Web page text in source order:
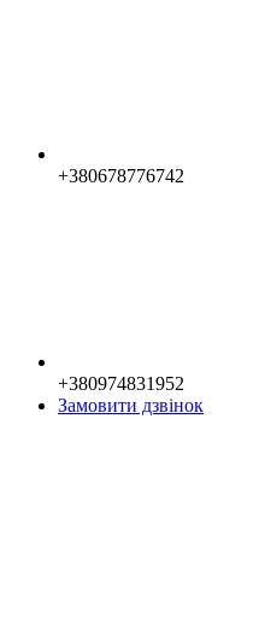
+380678776742
+380974831952
Замовити дзвінок